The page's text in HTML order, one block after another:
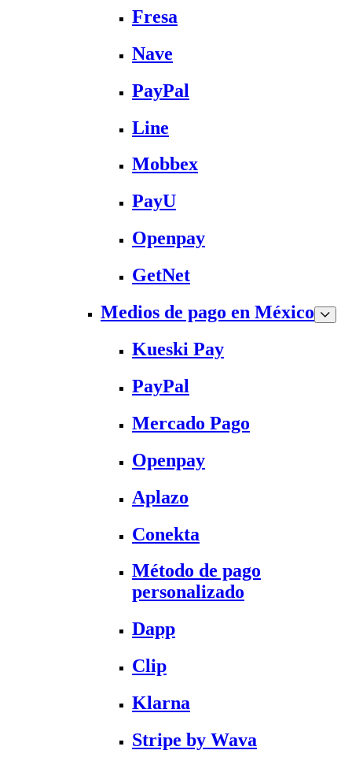
Fresa
Nave
PayPal
Line
Mobbex
PayU
Openpay
GetNet
Medios de pago en México
Kueski Pay
PayPal
Mercado Pago
Openpay
Aplazo
Conekta
Método de pago
personalizado
Dapp
Clip
Klarna
Stripe by Wava